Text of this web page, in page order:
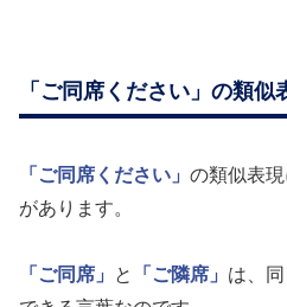
「ご同席ください」の類似
「ご同席ください」 の類似表現
があります。
「ご同席」 と 「ご隣席」 は、